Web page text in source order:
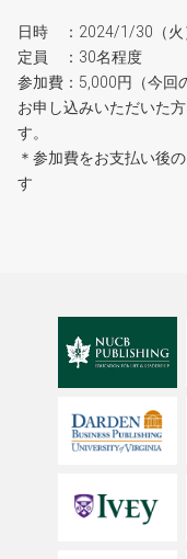
日時 ：2024/1/30（火
定員 ：30名程度
参加費：5,000円（今回
お申し込みいただいた
す。
＊参加費をお支払い後
す